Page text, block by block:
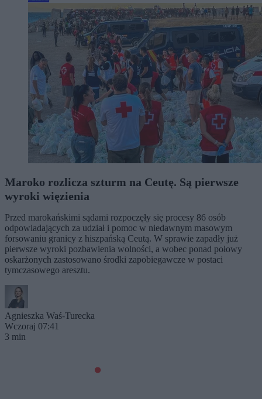
Maroko rozlicza szturm na Ceutę. Są pierwsze
wyroki więzienia
Przed marokańskimi sądami rozpoczęły się procesy 86 osób
odpowiadających za udział i pomoc w niedawnym masowym
forsowaniu granicy z hiszpańską Ceutą. W sprawie zapadły już
pierwsze wyroki pozbawienia wolności, a wobec ponad połowy
oskarżonych zastosowano środki zapobiegawcze w postaci
tymczasowego aresztu.
Agnieszka Waś-Turecka
Wczoraj 07:41
3 min